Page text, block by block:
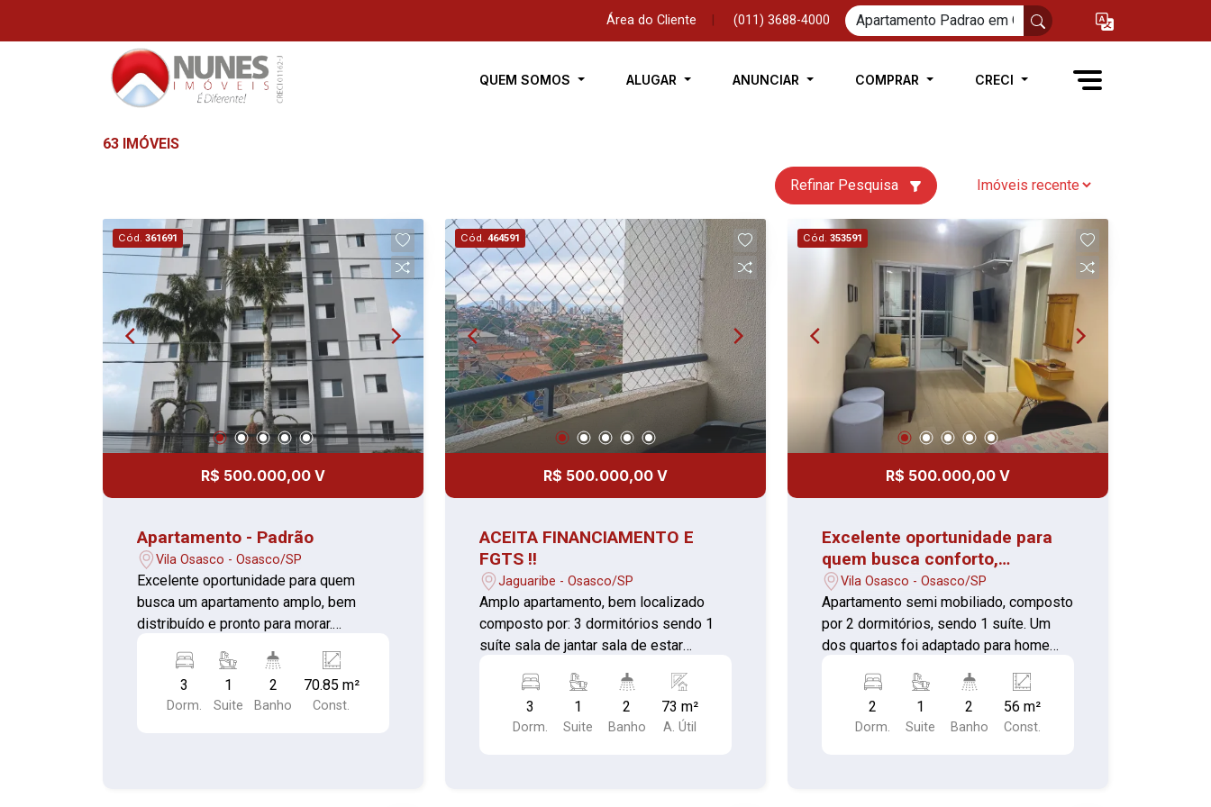
Área do Cliente (011) 3688-4000
QUEM SOMOS ALUGAR ANUNCIAR COMPRAR CRECI
63 IMÓVEIS
Refinar Pesquisa
Cód. 361691
R$ 500.000,00 V
Apartamento - Padrão
Vila Osasco - Osasco/SP
Excelente oportunidade para quem
busca um apartamento amplo, bem
distribuído e pronto para morar.
Osasco, este imóvel foi totalmente
reformado, oferecendo conforto,
praticidade e lazer para toda a família.
3
Dorm.
1
Suite
2
Banho
70.85 m²
Const.
Cód. 464591
R$ 500.000,00 V
ACEITA FINANCIAMENTO E
FGTS !!
Jaguaribe - Osasco/SP
Amplo apartamento, bem localizado
composto por: 3 dormitórios sendo 1
suíte sala de jantar sala de estar
condomínio dispõe de : Piscina quadra
playground salão de festas
churrasqueira academia Vale a pena
3
Dorm.
1
Suite
2
Banho
73 m²
A. Útil
Cód. 353591
R$ 500.000,00 V
Excelente oportunidade para
quem busca conforto,
praticidade e um imóvel pronto
para morar.
Vila Osasco - Osasco/SP
Apartamento semi mobiliado, composto
por 2 dormitórios, sendo 1 suíte. Um
dos quartos foi adaptado para home
casa. Possui 2 banheiros no total, sala
bem iluminada com ótima entrada de
luz natural e integração com os
2
Dorm.
1
Suite
2
Banho
56 m²
Const.